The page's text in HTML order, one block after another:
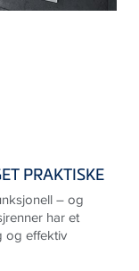
PRAKTISKE
– og
har et
og effektiv